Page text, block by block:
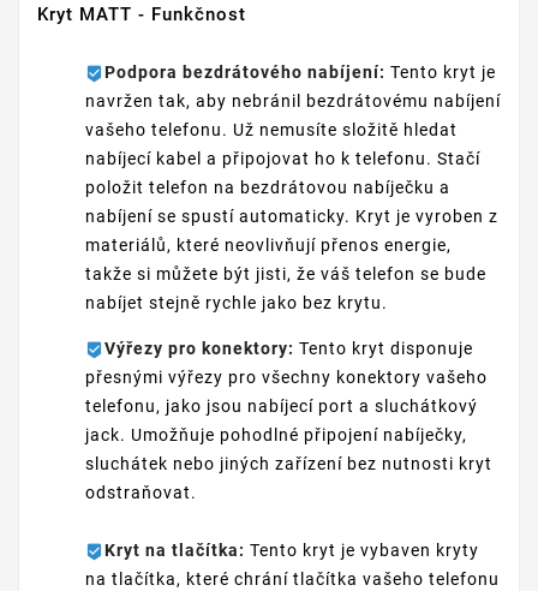
Kryt MATT - Funkčnost
Podpora bezdrátového nabíjení: Tento kryt je
navržen tak, aby nebránil bezdrátovému nabíjení
vašeho telefonu. Už nemusíte složitě hledat
nabíjecí kabel a připojovat ho k telefonu. Stačí
položit telefon na bezdrátovou nabíječku a
nabíjení se spustí automaticky. Kryt je vyroben z
materiálů, které neovlivňují přenos energie,
takže si můžete být jisti, že váš telefon se bude
nabíjet stejně rychle jako bez krytu.
Výřezy pro konektory: Tento kryt disponuje
přesnými výřezy pro všechny konektory vašeho
telefonu, jako jsou nabíjecí port a sluchátkový
jack. Umožňuje pohodlné připojení nabíječky,
sluchátek nebo jiných zařízení bez nutnosti kryt
odstraňovat.
Kryt na tlačítka: Tento kryt je vybaven kryty
na tlačítka, které chrání tlačítka vašeho telefonu